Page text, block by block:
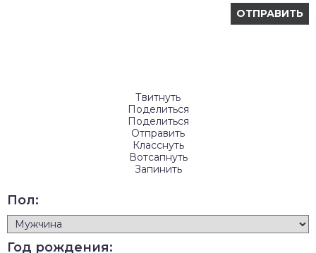
Твитнуть
Поделиться
Поделиться
Отправить
Класснуть
Вотсапнуть
Запинить
Пол:
Год рождения: